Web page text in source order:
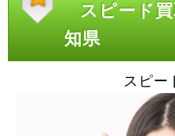
スピード
知県
スピー